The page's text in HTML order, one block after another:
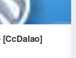
[CcDalao]